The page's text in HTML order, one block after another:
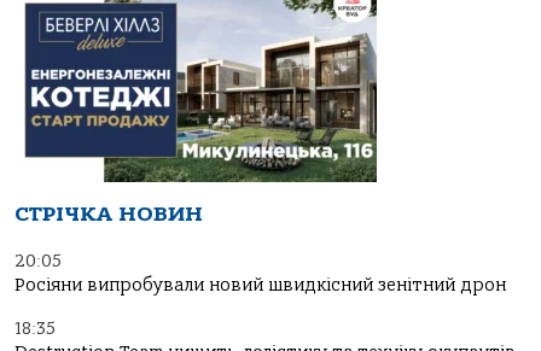
СТРІЧКА НОВИН
20:05
Росіяни випробували новий швидкісний зенітний дрон
18:35